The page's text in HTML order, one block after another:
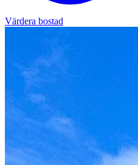
Värdera bostad